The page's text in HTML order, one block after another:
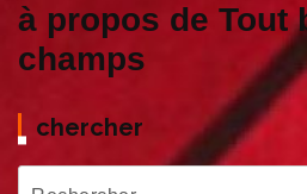
à propos de Tout
champs
chercher